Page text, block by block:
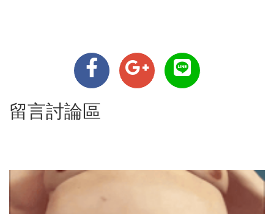
留言討論區